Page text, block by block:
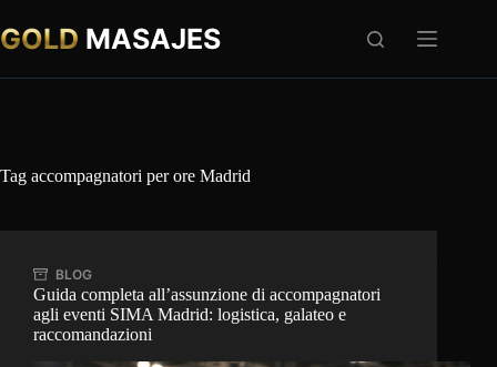
al
contenuto
GOLD MASAJES
Tag accompagnatori per ore Madrid
BLOG
Guida completa all’assunzione di accompagnatori
agli eventi SIMA Madrid: logistica, galateo e
raccomandazioni